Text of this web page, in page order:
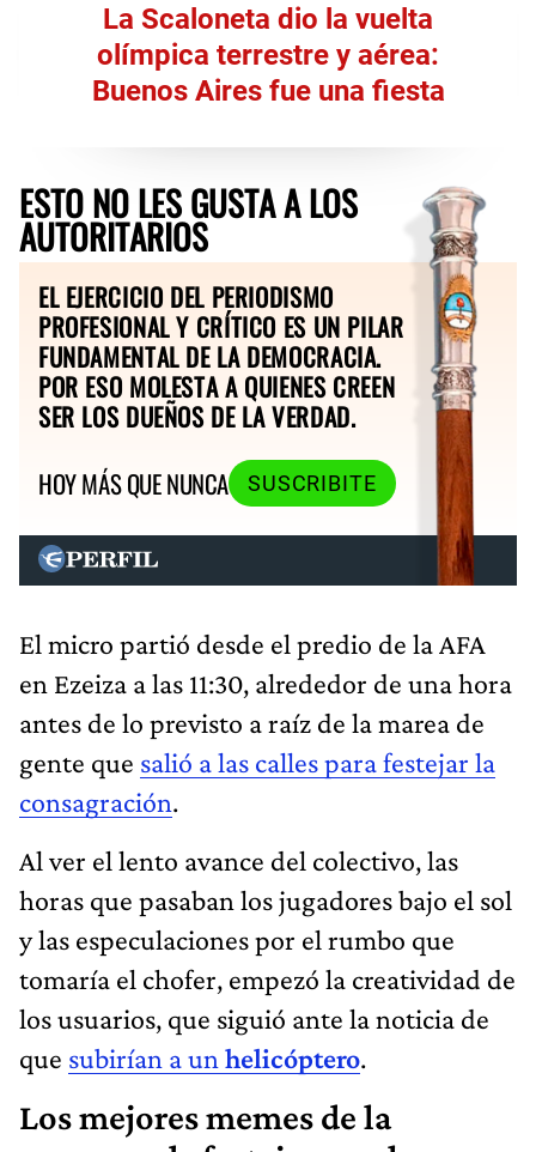
La Scaloneta dio la vuelta
olímpica terrestre y aérea:
Buenos Aires fue una fiesta
ESTO NO LES GUSTA A LOS
AUTORITARIOS
EL EJERCICIO DEL PERIODISMO
PROFESIONAL Y CRÍTICO ES UN PILAR
FUNDAMENTAL DE LA DEMOCRACIA.
POR ESO MOLESTA A QUIENES CREEN
SER LOS DUEÑOS DE LA VERDAD.
HOY MÁS QUE NUNCA
SUSCRIBITE
El micro partió desde el predio de la AFA
en Ezeiza a las 11:30, alrededor de una hora
antes de lo previsto a raíz de la marea de
gente que salió a las calles para festejar la
consagración.
Al ver el lento avance del colectivo, las
horas que pasaban los jugadores bajo el sol
y las especulaciones por el rumbo que
tomaría el chofer, empezó la creatividad de
los usuarios, que siguió ante la noticia de
que subirían a un helicóptero.
Los mejores memes de la